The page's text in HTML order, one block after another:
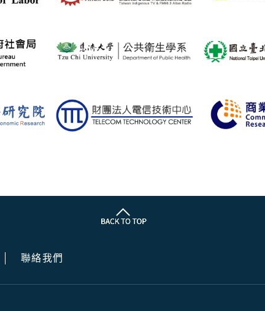
聯絡我們